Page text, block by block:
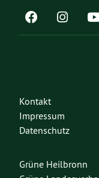
Kontakt
Impressum
Datenschutz
Grüne Heilbronn